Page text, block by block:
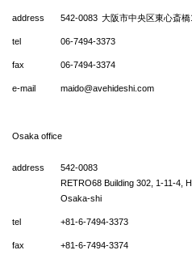
address 542-0083 大阪市中央区東心斎
tel 06-7494-3373
fax 06-7494-3374
e-mail maido@avehideshi.com
Osaka office
address
542-0083
RETRO68 Building 302, 1-11-4,
Osaka-shi
tel +81-6-7494-3373
fax +81-6-7494-3374